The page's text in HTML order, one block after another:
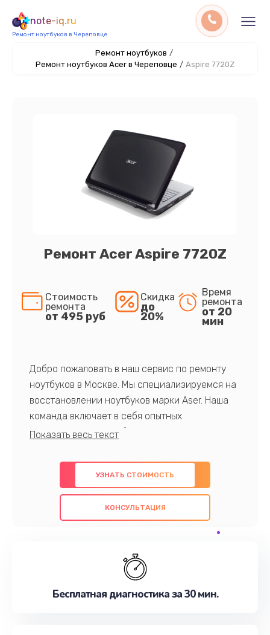
note-iq.ru
Ремонт ноутбуков в Череповце
Ремонт ноутбуков /
Ремонт ноутбуков Acer в Череповце / Aspire 7720Z
Ремонт Acer Aspire 7720Z
Стоимость
ремонта
от 495 руб
Скидка
до
20%
Время
ремонта
от 20
мин
Добро пожаловать в наш сервис по ремонту
ноутбуков в Москве. Мы специализируемся на
восстановлении ноутбуков марки Aser. Наша
команда включает в себя опытных
профессионалов с обширными знаниями и
предлагаем быстрый и качественный ремонт с
использованием оригинальных компонентов, а
также гарантируем качество всех
проведенных работ. Наша цель - предоставить
наилучшим образом. Не медлите записаться на
УЗНАТЬ СТОИМОСТЬ
КОНСУЛЬТАЦИЯ
Бесплатная диагностика за 30 мин.